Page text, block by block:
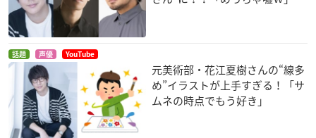
話題 声優 YouTube
元美術部・花江夏樹さんの“線多
め”イラストが上手すぎる！「サ
ムネの時点でもう好き」